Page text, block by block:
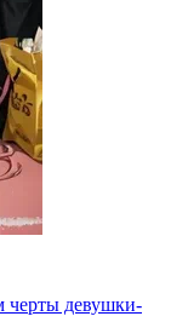
черты девушки-